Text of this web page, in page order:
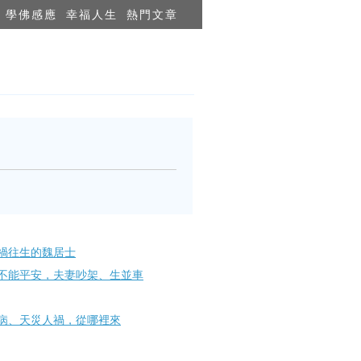
學佛感應 幸福人生 熱門文章
往生的魏居士
能平安，夫妻吵架、生並車
、天災人禍，從哪裡來